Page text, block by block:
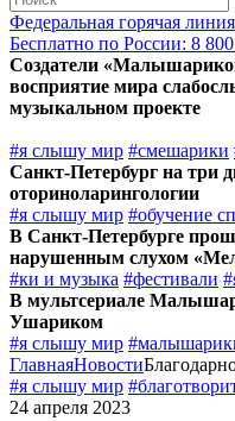
Федеральная горячая
Бесплатно по России: 8
Создатели
восприятие мира
музыкальном проекте
#я слышу мир #смешарики
Санкт-Петербург на три
оториноларингологии
#я слышу мир #обучение
В Санкт-Петербурге
нарушенным слухом
#ки и музыка #фестивали
В мультсериале
Ушариком
#я слышу мир
ГлавнаяНовости
#я слышу мир
24 апреля 2023